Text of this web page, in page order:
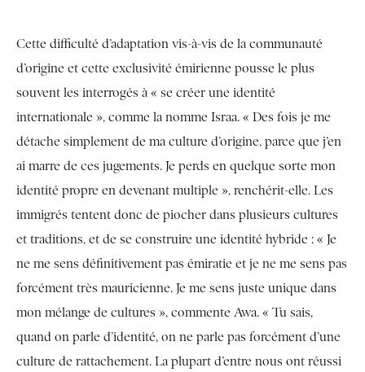
Cette difficulté d’adaptation vis-à-vis de la communauté
d’origine et cette exclusivité émirienne pousse le plus
souvent les interrogés à « se créer une identité
internationale », comme la nomme Israa. « Des fois je me
détache simplement de ma culture d’origine, parce que j’en
ai marre de ces jugements. Je perds en quelque sorte mon
identité propre en devenant multiple », renchérit-elle. Les
immigrés tentent donc de piocher dans plusieurs cultures
et traditions, et de se construire une identité hybride : « Je
ne me sens définitivement pas émiratie et je ne me sens pas
forcément très mauricienne. Je me sens juste unique dans
mon mélange de cultures », commente Awa. « Tu sais,
quand on parle d’identité, on ne parle pas forcément d’une
culture de rattachement. La plupart d’entre nous ont réussi